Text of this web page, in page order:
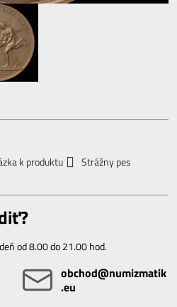
k produktu
Strážny pes
od 8.00 do 21.00 hod.
obchod​@numizmatik​
.eu